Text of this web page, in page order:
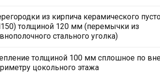
из кирпича керамического
толщиной 120 мм (перемычки из
стального уголка)
толщиной 100 мм сплошное по
цокольного этажа